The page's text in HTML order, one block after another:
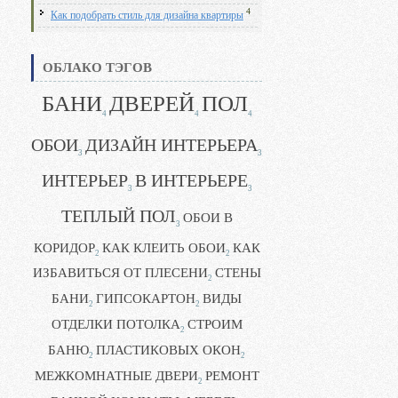
Как подобрать стиль для дизайна квартиры 4
ОБЛАКО ТЭГОВ
БАНИ4 ДВЕРЕЙ4 ПОЛ4
ОБОИ3 ДИЗАЙН ИНТЕРЬЕРА3
ИНТЕРЬЕР3 В ИНТЕРЬЕРЕ3
ТЕПЛЫЙ ПОЛ3 ОБОИ В
КОРИДОР2 КАК КЛЕИТЬ ОБОИ2 КАК
ИЗБАВИТЬСЯ ОТ ПЛЕСЕНИ2 СТЕНЫ
БАНИ2 ГИПСОКАРТОН2 ВИДЫ
ОТДЕЛКИ ПОТОЛКА2 СТРОИМ
БАНЮ2 ПЛАСТИКОВЫХ ОКОН2
МЕЖКОМНАТНЫЕ ДВЕРИ2 РЕМОНТ